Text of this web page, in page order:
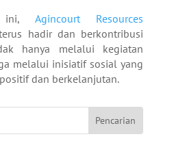
ini, Agincourt Resources
hadir dan berkontribusi
hanya melalui kegiatan
melalui inisiatif sosial yang
dan berkelanjutan.